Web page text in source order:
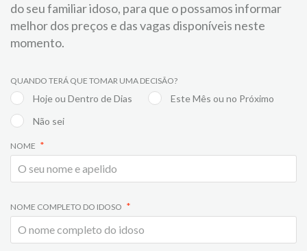
do seu familiar idoso, para que o possamos informar
melhor dos preços e das vagas disponíveis neste
momento.
QUANDO TERÁ QUE TOMAR UMA DECISÃO?
Hoje ou Dentro de Dias
Este Mês ou no Próximo
Não sei
NOME
NOME COMPLETO DO IDOSO